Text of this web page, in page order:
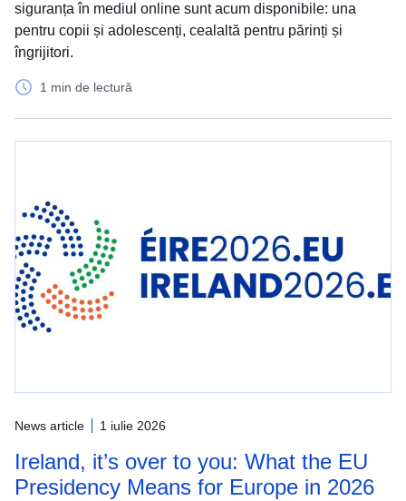
siguranța în mediul online sunt acum disponibile: una
pentru copii și adolescenți, cealaltă pentru părinți și
îngrijitori.
1 min de lectură
News article 1 iulie 2026
Ireland, it’s over to you: What the EU
Presidency Means for Europe in 2026